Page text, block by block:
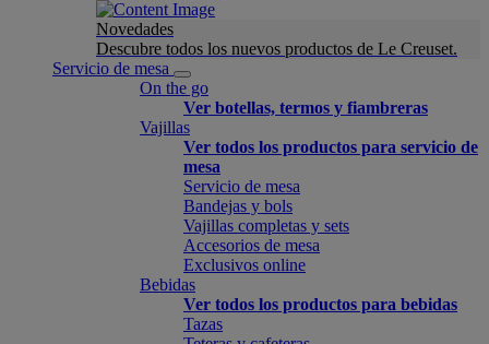
Novedades
Descubre todos los nuevos productos de Le Creuset.
Servicio de mesa
On the go
Ver botellas, termos y fiambreras
Vajillas
Ver todos los productos para servicio de
mesa
Servicio de mesa
Bandejas y bols
Vajillas completas y sets
Accesorios de mesa
Exclusivos online
Bebidas
Ver todos los productos para bebidas
Tazas